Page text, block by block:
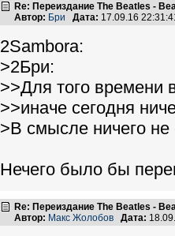
Re: Переиздание The Beatles -
Автор: Бри Дата: 17.09.16
2Sambora:
>2Бри:
>>Для того времени
>>иначе сегодня
>В смысле ничего
Нечего было бы
Re: Переиздание The Beatles -
Автор: Макс Жолобов Дата: